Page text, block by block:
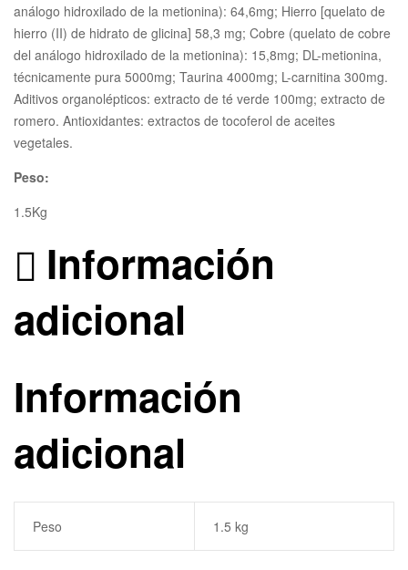
análogo hidroxilado de la metionina): 64,6mg; Hierro [quelato de
hierro (II) de hidrato de glicina] 58,3 mg; Cobre (quelato de cobre
del análogo hidroxilado de la metionina): 15,8mg; DL-metionina,
técnicamente pura 5000mg; Taurina 4000mg; L-carnitina 300mg.
Aditivos organolépticos: extracto de té verde 100mg; extracto de
romero. Antioxidantes: extractos de tocoferol de aceites
vegetales.
Peso:
1.5Kg
Información
adicional
Información
adicional
Peso 1.5 kg